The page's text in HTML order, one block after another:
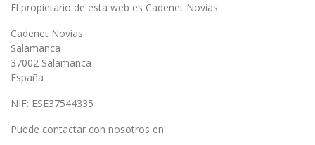
El propietario de esta web es Cadenet Novias
Cadenet Novias
Salamanca
37002 Salamanca
España
NIF: ESE37544335
Puede contactar con nosotros en: